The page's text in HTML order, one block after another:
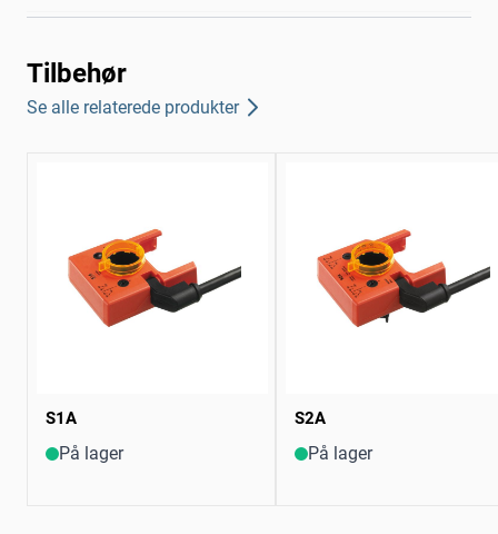
Tilbehør
Se alle relaterede produkter
S1A
På lager
S2A
På lager